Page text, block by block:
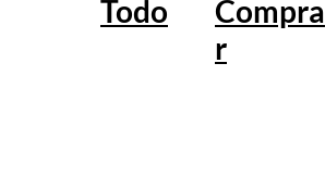
Todo
Compra
r